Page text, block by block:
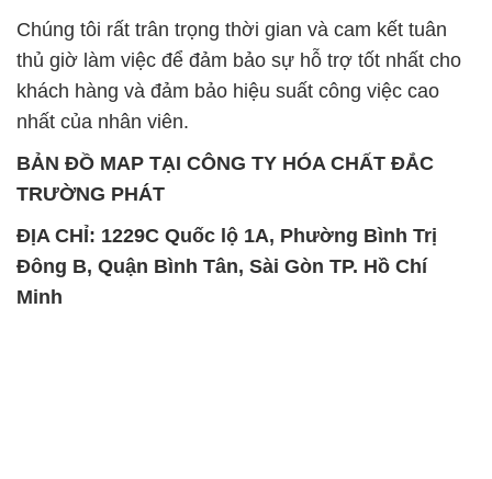
Chúng tôi rất trân trọng thời gian và cam kết tuân
thủ giờ làm việc để đảm bảo sự hỗ trợ tốt nhất cho
khách hàng và đảm bảo hiệu suất công việc cao
nhất của nhân viên.
BẢN ĐỒ MAP TẠI CÔNG TY HÓA CHẤT ĐẮC
TRƯỜNG PHÁT
ĐỊA CHỈ: 1229C Quốc lộ 1A, Phường Bình Trị
Đông B, Quận Bình Tân, Sài Gòn TP. Hồ Chí
Minh